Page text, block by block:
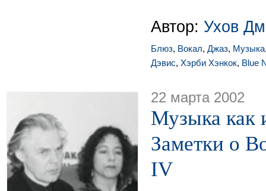
Автор: Ухов
Блюз, Вокал, Джаз, Музыка
Дэвис, Хэрби Хэнкок, Blue
22 марта 2002
Музыка как
Заметки о
IV